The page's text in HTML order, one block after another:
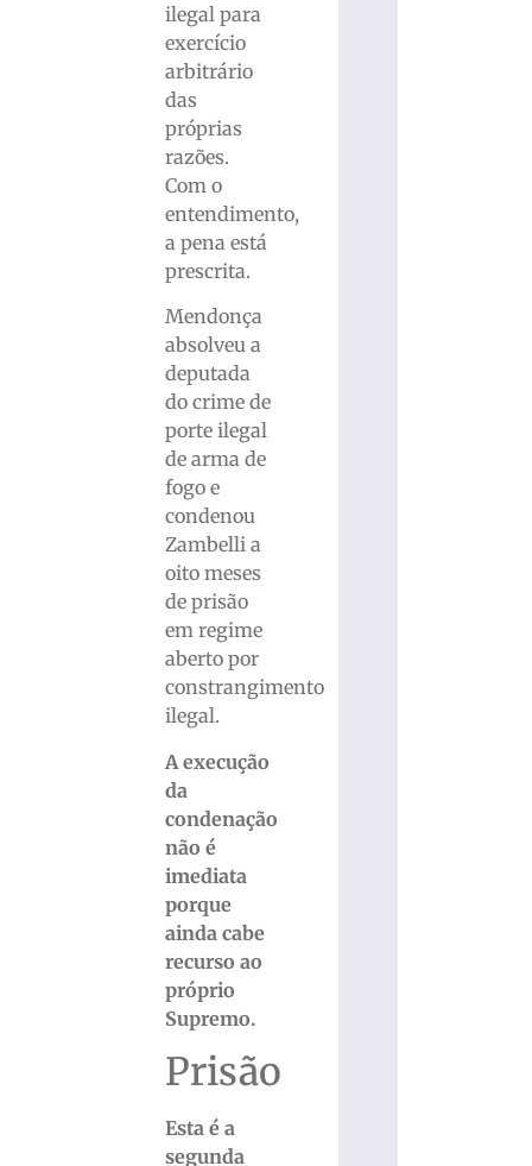
ilegal para
exercício
arbitrário
das
próprias
razões.
Com o
entendimento,
a pena está
prescrita.
Mendonça
absolveu a
deputada
do crime de
porte ilegal
de arma de
fogo e
condenou
Zambelli a
oito meses
de prisão
em regime
aberto por
constrangimento
ilegal.
A execução
da
condenação
não é
imediata
porque
ainda cabe
recurso ao
próprio
Supremo.
Prisão
Esta é a
segunda